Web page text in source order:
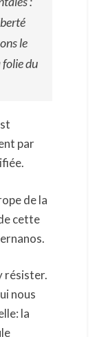
le
du
par
de la
cette
résister.
nous
la